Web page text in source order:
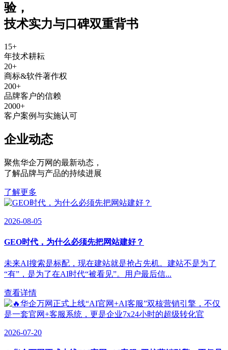
验，
技术实力与口碑双重背书
15+
年技术耕耘
20+
商标&软件著作权
200+
品牌客户的信赖
2000+
客户案例与实施认可
企业动态
聚焦华企万网的最新动态 ，
了解品牌与产品的持续进展
了解更多
2026-08-05
GEO时代，为什么必须先把网站建好？
未来AI搜索是标配，现在建站就是抢占先机。建站不是为了
“有”，是为了在AI时代“被看见”。用户最后信...
查看详情
2026-07-20